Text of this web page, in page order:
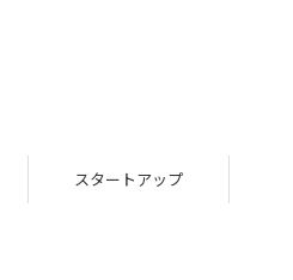
スタートアップ